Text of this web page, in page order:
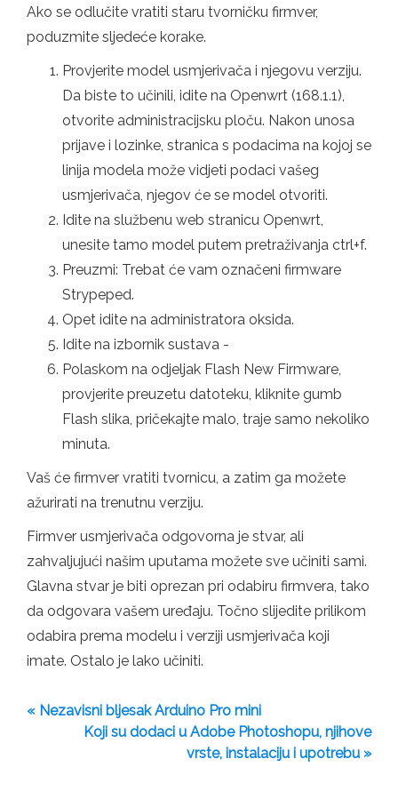
Ako se odlučite vratiti staru tvorničku firmver,
poduzmite sljedeće korake.
Provjerite model usmjerivača i njegovu verziju.
Da biste to učinili, idite na Openwrt (168.1.1),
otvorite administracijsku ploču. Nakon unosa
prijave i lozinke, stranica s podacima na kojoj se
linija modela može vidjeti podaci vašeg
usmjerivača, njegov će se model otvoriti.
Idite na službenu web stranicu Openwrt,
unesite tamo model putem pretraživanja ctrl+f.
Preuzmi: Trebat će vam označeni firmware
Strypeped.
Opet idite na administratora oksida.
Idite na izbornik sustava -
Polaskom na odjeljak Flash New Firmware,
provjerite preuzetu datoteku, kliknite gumb
Flash slika, pričekajte malo, traje samo nekoliko
minuta.
Vaš će firmver vratiti tvornicu, a zatim ga možete
ažurirati na trenutnu verziju.
Firmver usmjerivača odgovorna je stvar, ali
zahvaljujući našim uputama možete sve učiniti sami.
Glavna stvar je biti oprezan pri odabiru firmvera, tako
da odgovara vašem uređaju. Točno slijedite prilikom
odabira prema modelu i verziji usmjerivača koji
imate. Ostalo je lako učiniti.
« Nezavisni bljesak Arduino Pro mini
Koji su dodaci u Adobe Photoshopu, njihove
vrste, instalaciju i upotrebu »